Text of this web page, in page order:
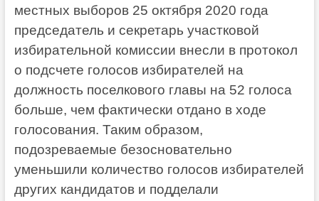
местных выборов 25 октября 2020 года
председатель и секретарь участковой
избирательной комиссии внесли в протокол
о подсчете голосов избирателей на
должность поселкового главы на 52 голоса
больше, чем фактически отдано в ходе
голосования. Таким образом,
подозреваемые безосновательно
уменьшили количество голосов избирателей
других кандидатов и подделали